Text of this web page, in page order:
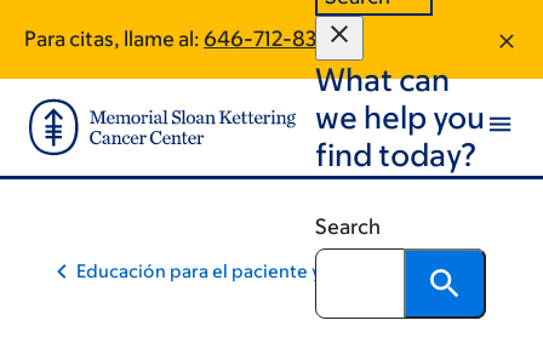
main
content
footer
Para citas, llame al: 646-712-8393
What can
we help you
find today?
Search
Educación para el paciente y la comunidad